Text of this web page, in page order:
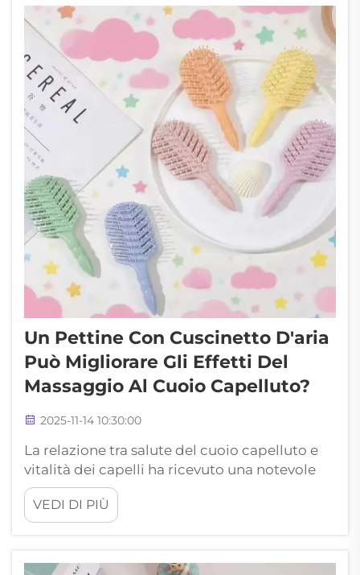
fa...
Un Pettine Con Cuscinetto D'aria
Può Migliorare Gli Effetti Del
Massaggio Al Cuoio Capelluto?
2025-11-14 10:30:00
La relazione tra salute del cuoio capelluto e
vitalità dei capelli ha ricevuto una notevole
attenzione negli ultimi anni, con strumenti
innovativi per la cura del corpo che stanno
trasformando le routine quotidiane di cura
all'avanguardia, il pettine con cusc...
VEDI DI PIÙ